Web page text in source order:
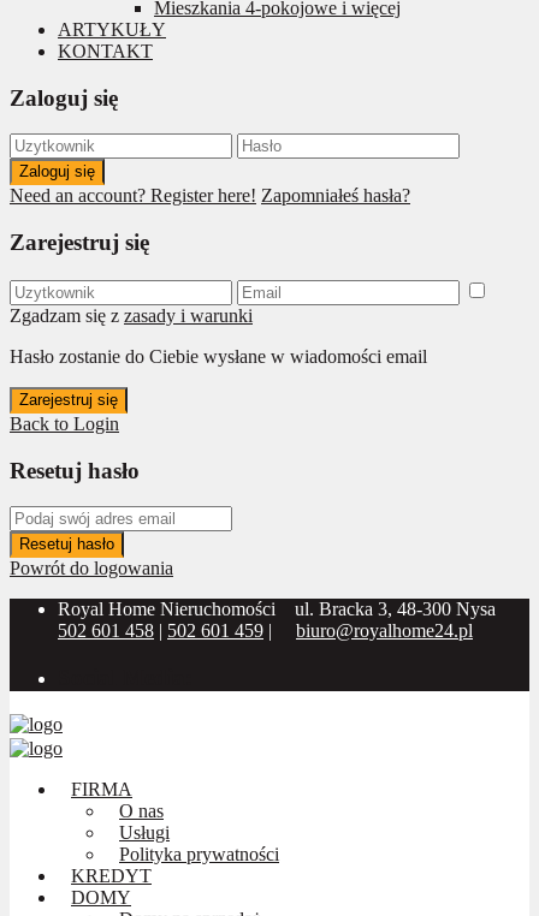
Mieszkania 4-pokojowe i więcej
ARTYKUŁY
KONTAKT
Zaloguj się
Zaloguj się
Need an account? Register here! Zapomniałeś hasła?
Zarejestruj się
Zgadzam się z zasady i warunki
Hasło zostanie do Ciebie wysłane w wiadomości email
Zarejestruj się
Back to Login
Resetuj hasło
Resetuj hasło
Powrót do logowania
Royal Home Nieruchomości
ul. Bracka 3, 48-300 Nysa
502 601 458 | 502 601 459 | biuro@royalhome24.pl
FIRMA
O nas
Usługi
Polityka prywatności
KREDYT
DOMY